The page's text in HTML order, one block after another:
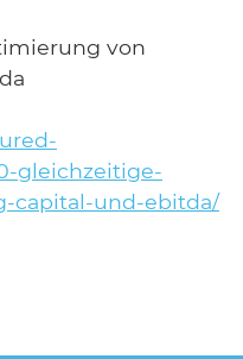
von
gleichzeitige-
capital-und-ebitda/